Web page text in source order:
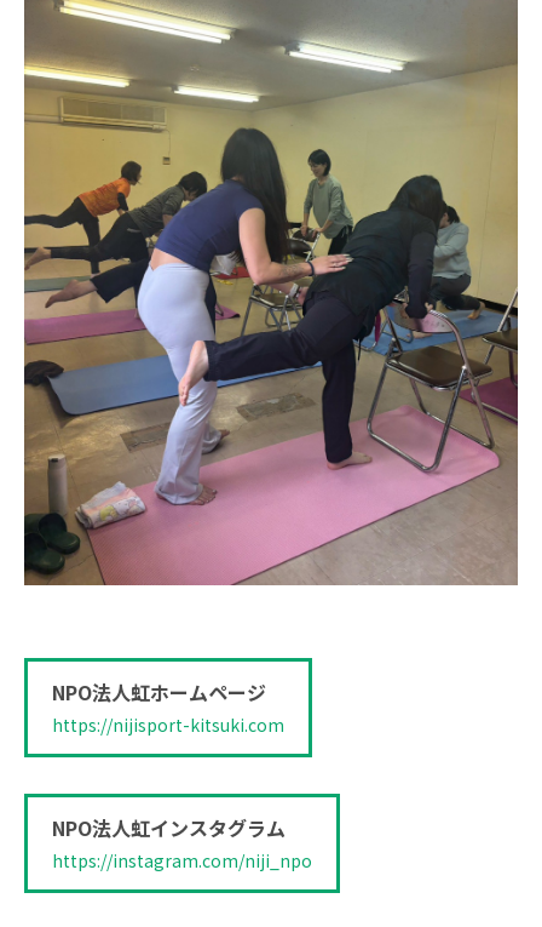
NPO法人虹ホームページ
https://nijisport-kitsuki.com
NPO法人虹インスタグラム
https://instagram.com/niji_npo